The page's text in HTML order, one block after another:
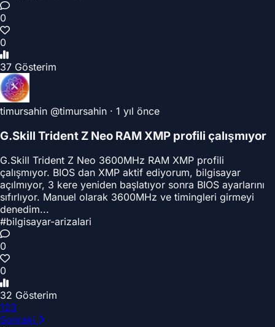
0
0
37 Gösterim
timursahin @timursahin · 1 yıl önce
G.Skill Trident Z Neo RAM XMP profili çalışmıyor
G.Skill Trident Z Neo 3600MHz RAM XMP profili
çalışmıyor. BIOS dan XMP aktif ediyorum, bilgisayar
açılmıyor, 3 kere yeniden başlatıyor sonra BIOS ayarlarını
sıfırlıyor. Manuel olarak 3600MHz ve timingleri girmeyi
denedim...
#bilgisayar-arizalari
0
0
32 Gösterim
123
Sonraki